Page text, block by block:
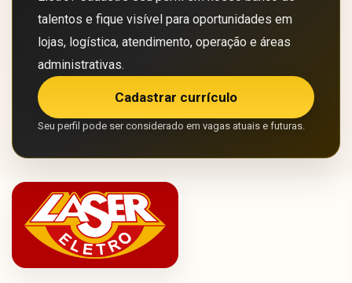
talentos e fique visível para oportunidades em
lojas, logística, atendimento, operação e áreas
administrativas.
Cadastrar currículo
Seu perfil pode ser considerado em vagas atuais e futuras.